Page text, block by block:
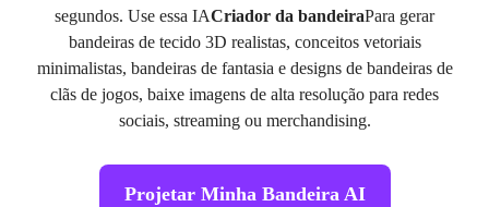
segundos. Use essa IACriador da bandeiraPara gerar
bandeiras de tecido 3D realistas, conceitos vetoriais
minimalistas, bandeiras de fantasia e designs de bandeiras de
clãs de jogos, baixe imagens de alta resolução para redes
sociais, streaming ou merchandising.
Projetar Minha Bandeira AI